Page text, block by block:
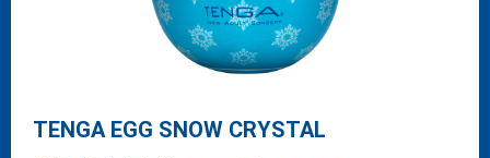
TENGA EGG SNOW CRYSTAL